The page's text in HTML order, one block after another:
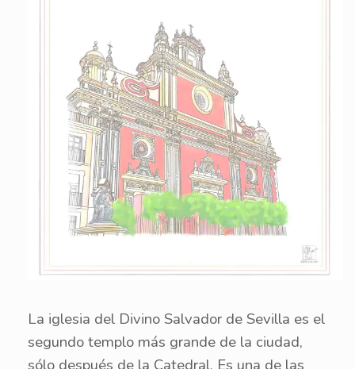
La iglesia del Divino Salvador de Sevilla es el
segundo templo más grande de la ciudad,